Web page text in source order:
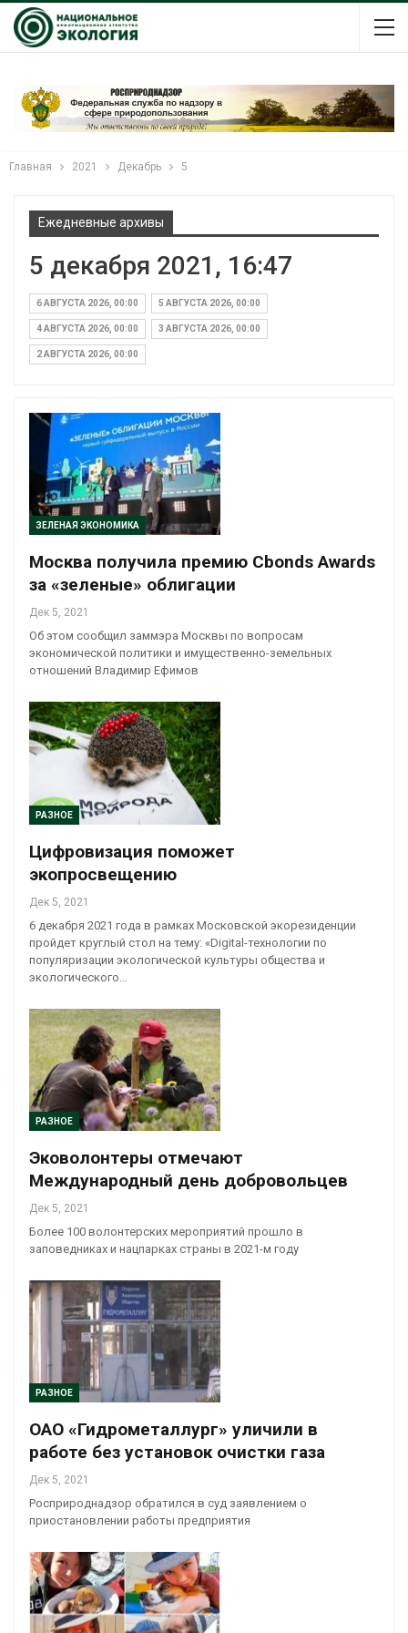
Главная 2021 Декабрь 5
Ежедневные архивы
5 декабря 2021, 16:47
6 АВГУСТА 2026, 00:00 5 АВГУСТА 2026, 00:00
4 АВГУСТА 2026, 00:00 3 АВГУСТА 2026, 00:00
2 АВГУСТА 2026, 00:00
ЗЕЛЕНАЯ ЭКОНОМИКА
Москва получила премию Cbonds Awards
за «зеленые» облигации
Дек 5, 2021
Об этом сообщил заммэра Москвы по вопросам
экономической политики и имущественно-земельных
отношений Владимир Ефимов
РАЗНОЕ
Цифровизация поможет
экопросвещению
Дек 5, 2021
6 декабря 2021 года в рамках Московской экорезиденции
пройдет круглый стол на тему: «Digital-технологии по
популяризации экологической культуры общества и
экологического…
РАЗНОЕ
Эковолонтеры отмечают
Международный день добровольцев
Дек 5, 2021
Более 100 волонтерских мероприятий прошло в
заповедниках и нацпарках страны в 2021-м году
РАЗНОЕ
ОАО «Гидрометаллург» уличили в
работе без установок очистки газа
Дек 5, 2021
Росприроднадзор обратился в суд заявлением о
приостановлении работы предприятия